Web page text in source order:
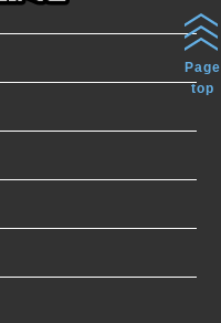
Page
top